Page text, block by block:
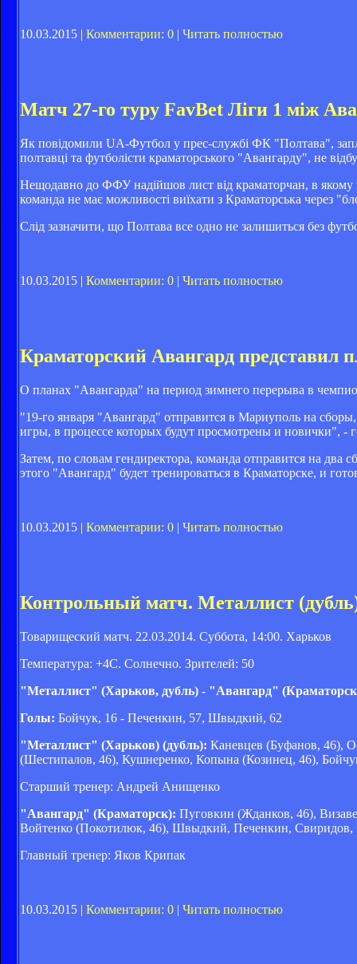
10.03.2015 | Комментарии: 0 | Читать полностью
Матч 27-го туру FavBet Ліги 1 між
Як повідомили UA-Футбол у прес-службі ФК "Полтава",
полтавці та футболісти краматорського "Авангарду", не
Нещодавно до ФФУ надійшов лист від краматорчан, в якому
команда не має можливості виїхати з Краматорська через
Слід зазначити, що Полтава все одно не залишиться без
10.03.2015 | Комментарии: 0 | Читать полностью
Краматорский Авангард представил
О планах "Авангарда" на период зимнего перерыва в
"19-го января "Авангард" отправится в Мариуполь на
игры, в процессе которых будут просмотрены и новички", -
Затем, по словам гендиректора, команда отправится на
этого "Авангард" будет тренироваться в Краматорске, и
10.03.2015 | Комментарии: 0 | Читать полностью
Контрольный матч. Металлист
Товарищеский матч. 22.03.2014. Суббота, 14:00. Харьков
Температура: +4С. Солнечно. Зрителей: 50
"Металлист" (Харьков, дубль) - "Авангард"
Голы: Бойчук, 16 - Печенкин, 57, Швыдкий, 62
"Металлист" (Харьков) (дубль): Каневцев (Буфанов, 46),
(Шестипалов, 46), Кушнеренко, Копына (Козинец, 46),
Старший тренер: Андрей Анищенко
"Авангард" (Краматорск): Пуговкин (Жданков, 46),
Войтенко (Покотилюк, 46), Швыдкий, Печенкин, Свиридов,
Главный тренер: Яков Крипак
10.03.2015 | Комментарии: 0 | Читать полностью